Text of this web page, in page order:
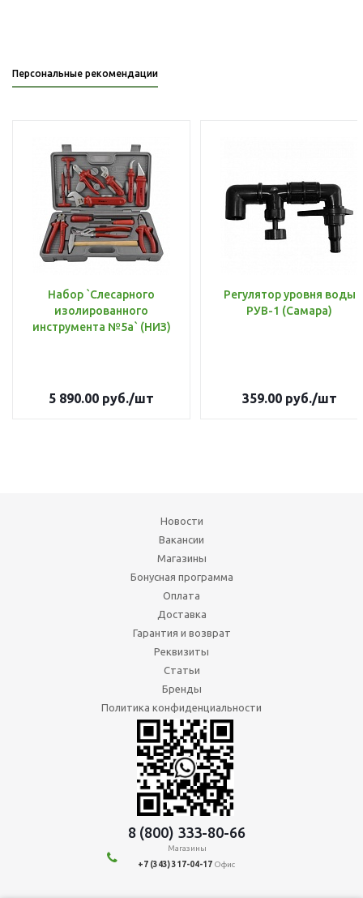
Персональные рекомендации
Набор `Слесарного
изолированного
инструмента №5а` (НИЗ)
5 890.00 руб./шт
Регулятор уровня воды
РУВ-1 (Самара)
359.00руб./шт
Новости
Вакансии
Магазины
Бонусная программа
Оплата
Доставка
Гарантия и возврат
Реквизиты
Статьи
Бренды
Политика конфиденциальности
8 (800) 333-80-66
Магазины
+7 (343) 317-04-17 Офис